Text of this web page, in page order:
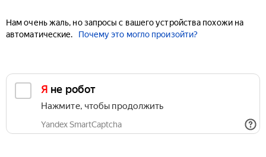
Нам очень жаль, но запросы с вашего устройства похожи на
автоматические.
Почему это могло произойти?
Я не робот
Нажмите, чтобы продолжить
Yandex SmartCaptcha